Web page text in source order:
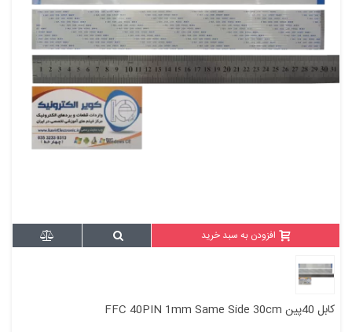
افزودن به سبد خرید
کابل 40پین FFC 40PIN 1mm Same Side 30cm